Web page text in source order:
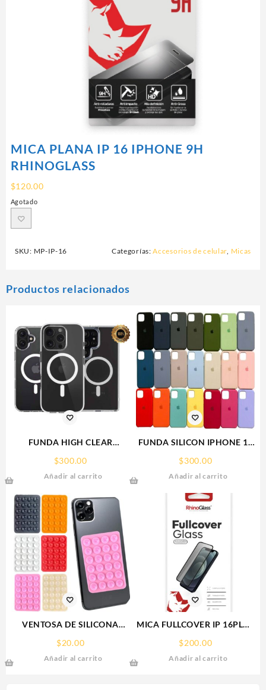
MICA PLANA IP 16 IPHONE 9H
RHINOGLASS
$120.00
Agotado
SKU: MP-IP-16 Categorías:Accesorios de celular, Micas
Productos relacionados
FUNDA HIGH CLEAR
$300.00
Añadir al carrito
FUNDA SILICON IPHONE 13
$300.00
Añadir al carrito
VENTOSA DE SILICONA
SOPORTE PARA CELULAR
$20.00
Añadir al carrito
MICA FULLCOVER IP 16PLUS
IPHONE RHINOGLASS
$200.00
Añadir al carrito